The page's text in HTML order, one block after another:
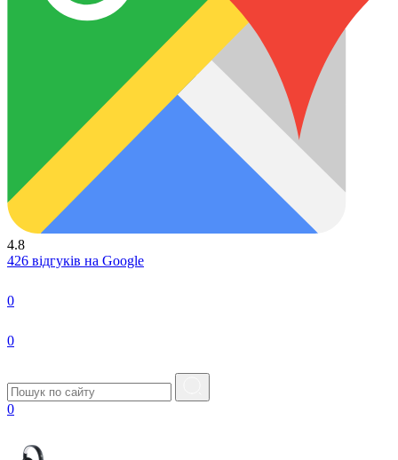
4.8
426 відгуків на Google
0
0
0